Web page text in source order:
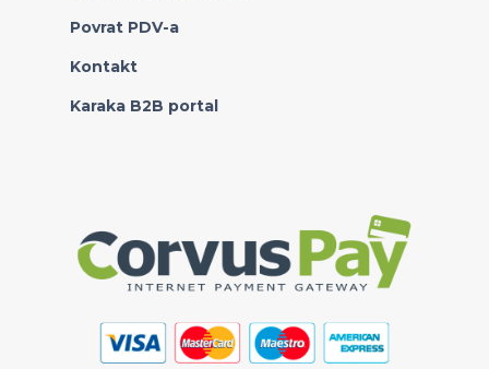
Povrat PDV-a
Kontakt
Karaka B2B portal